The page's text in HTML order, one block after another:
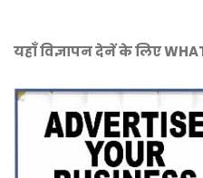
यहाँ विज्ञापन देनें के लिए